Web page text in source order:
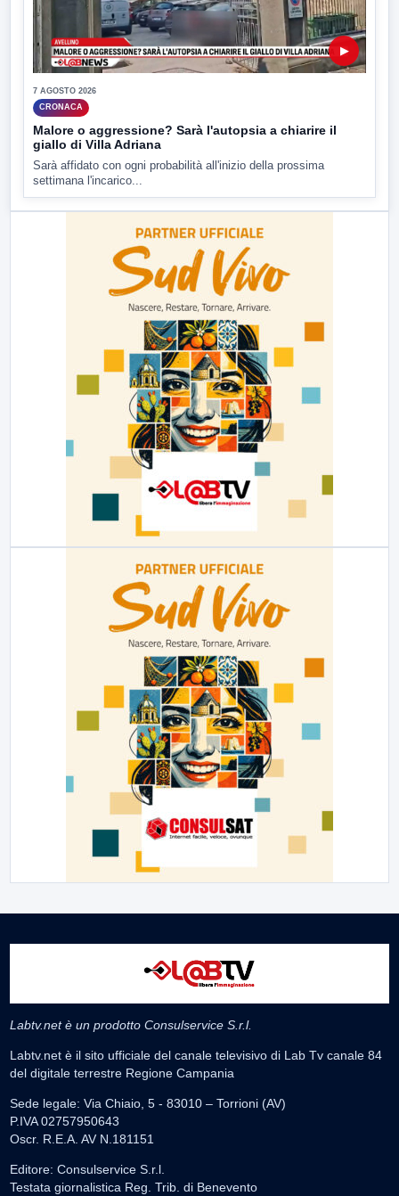
▶
7 AGOSTO 2026
CRONACA
Malore o aggressione? Sarà l'autopsia a chiarire il
giallo di Villa Adriana
Sarà affidato con ogni probabilità all'inizio della prossima
settimana l'incarico...
Labtv.net è un prodotto Consulservice S.r.l.
Labtv.net è il sito ufficiale del canale televisivo di Lab Tv canale 84
del digitale terrestre Regione Campania
Sede legale: Via Chiaio, 5 - 83010 – Torrioni (AV)
P.IVA 02757950643
Oscr. R.E.A. AV N.181151
Editore: Consulservice S.r.l.
Testata giornalistica Reg. Trib. di Benevento